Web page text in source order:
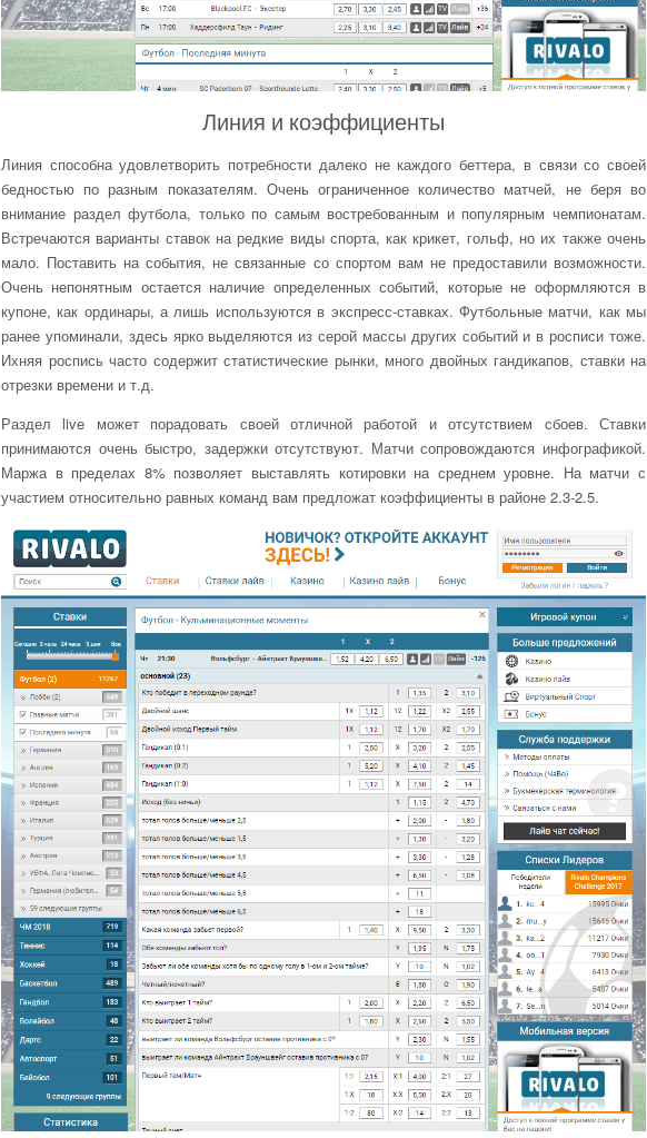
Линия и коэффициенты
Линия способна удовлетворить потребности далеко не каждого беттера, в связи со своей
бедностью по разным показателям. Очень ограниченное количество матчей, не беря во
внимание раздел футбола, только по самым востребованным и популярным чемпионатам.
Встречаются варианты ставок на редкие виды спорта, как крикет, гольф, но их также очень
мало. Поставить на события, не связанные со спортом вам не предоставили возможности.
Очень непонятным остается наличие определенных событий, которые не оформляются в
купоне, как ординары, а лишь используются в экспресс-ставках. Футбольные матчи, как мы
ранее упоминали, здесь ярко выделяются из серой массы других событий и в росписи тоже.
Ихняя роспись часто содержит статистические рынки, много двойных гандикапов, ставки на
отрезки времени и т.д.
Раздел live может порадовать своей отличной работой и отсутствием сбоев. Ставки
принимаются очень быстро, задержки отсутствуют. Матчи сопровождаются инфографикой.
Маржа в пределах 8% позволяет выставлять котировки на среднем уровне. На матчи с
участием относительно равных команд вам предложат коэффициенты в районе 2.3-2.5.